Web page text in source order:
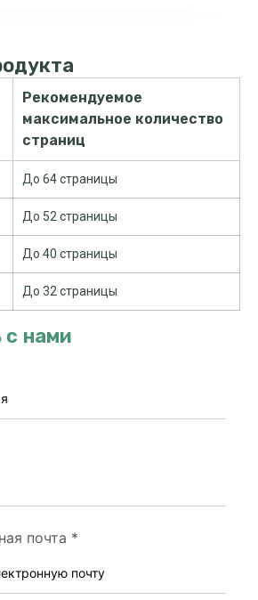
Рекомендуемое
максимальное количество
страниц
До 64 страницы
До 52 страницы
До 40 страницы
До 32 страницы
с нами
почта *